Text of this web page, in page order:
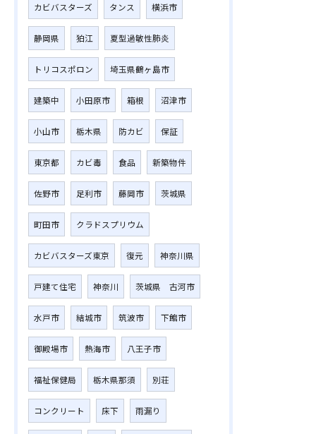
カビバスターズ タンス 横浜市
静岡県 狛江 夏型過敏性肺炎
トリコスポロン 埼玉県鶴ヶ島市
建築中 小田原市 箱根 沼津市
小山市 栃木県 防カビ 保証
東京都 カビ毒 食品 新築物件
佐野市 足利市 藤岡市 茨城県
町田市 クラドスプリウム
カビバスターズ東京 復元 神奈川県
戸建て住宅 神奈川 茨城県 古河市
水戸市 結城市 筑波市 下館市
御殿場市 熱海市 八王子市
福祉保健局 栃木県那須 別荘
コンクリート 床下 雨漏り